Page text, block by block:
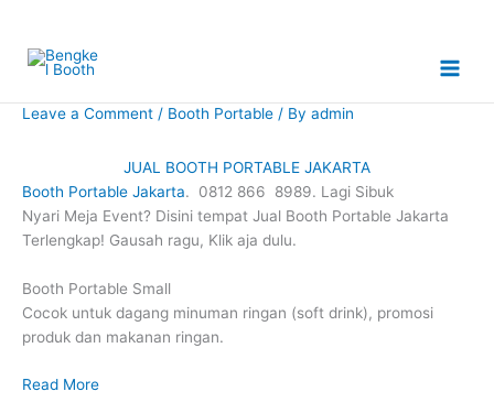
content
Leave a Comment / Booth Portable / By admin
JUAL BOOTH PORTABLE JAKARTA
Booth Portable Jakarta. 0812 866 8989. Lagi Sibuk
Nyari Meja Event? Disini tempat Jual Booth Portable Jakarta
Terlengkap! Gausah ragu, Klik aja dulu.
Booth Portable Small
Cocok untuk dagang minuman ringan (soft drink), promosi
produk dan makanan ringan.
Read More